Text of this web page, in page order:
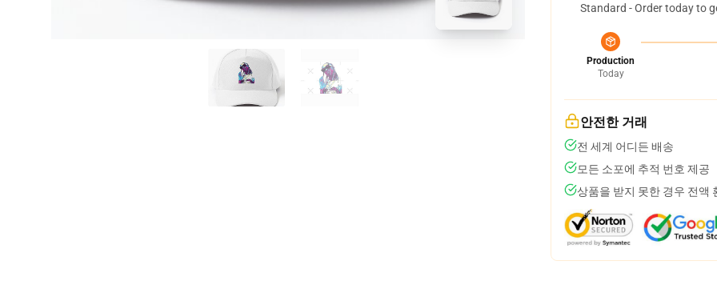
Standard - Order today to
Production
Today
안전한 거래
전 세계 어디든 배송
모든 소포에 추적 번호 제공
상품을 받지 못한 경우 전액